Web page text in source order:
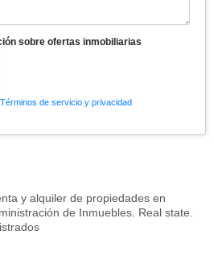
sobre ofertas inmobiliarias
Términos de servicio y privacidad
y alquiler de propiedades en
de Inmuebles. Real state.